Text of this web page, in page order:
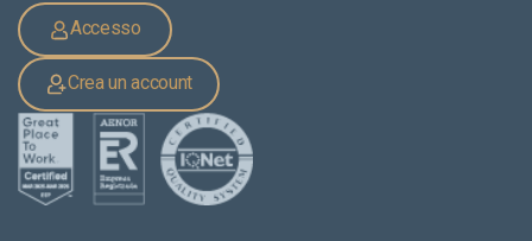
Accesso
Crea un account